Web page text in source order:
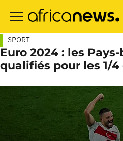
contenu
SPORT
Euro 2024 : les
qualifiés pour les 1/